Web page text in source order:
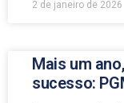
2 de janeiro de 2026
Mais um
sucesso: